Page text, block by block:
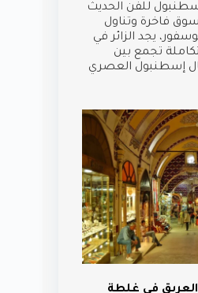
للفن الحديث
فاخرة وتناول
يجد الزائر في
تجمع بين
إسطنبول العصري
العريق في غلطة